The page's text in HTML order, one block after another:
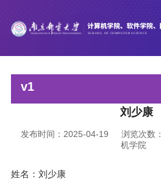
v1
刘少康
发布时间：2025-04-19 浏览次数：
机学院
姓名：刘少康